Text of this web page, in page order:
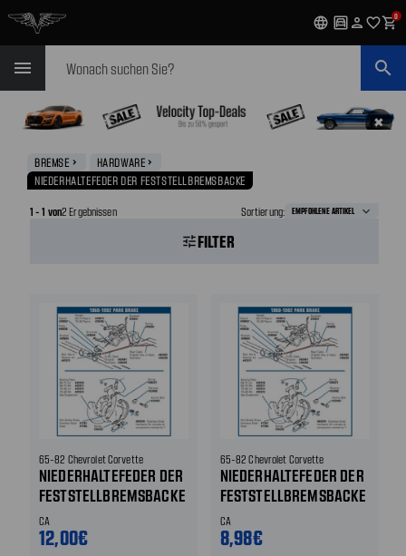
language garage person favorite_outlineshopping_cart0
menu search
✖
BREMSE navigate_next HARDWARE navigate_next
NIEDERHALTEFEDER DER FESTSTELLBREMSBACKE
1 - 1 von2 Ergebnissen Sortierung:
tuneFILTER
65-82 Chevrolet Corvette
NIEDERHALTEFEDER DER
FESTSTELLBREMSBACKE
CA
12,00€
65-82 Chevrolet Corvette
NIEDERHALTEFEDER DER
FESTSTELLBREMSBACKE
CA
8,98€